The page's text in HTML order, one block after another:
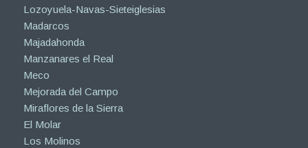
Lozoyuela-Navas-Sieteiglesias
Madarcos
Majadahonda
Manzanares el Real
Meco
Mejorada del Campo
Miraflores de la Sierra
El Molar
Los Molinos